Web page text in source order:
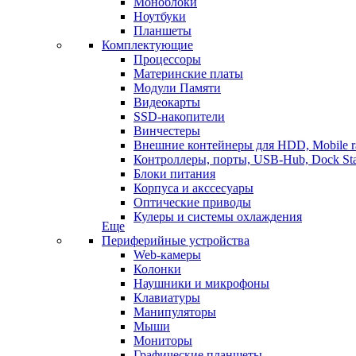
Ноутбуки
Планшеты
Комплектующие
Процессоры
Материнские платы
Модули Памяти
Видеокарты
SSD-накопители
Винчестеры
Внешние контейнеры для HDD, Mobile
Контроллеры, порты, USB-Hub, Dock
Блоки питания
Корпуса и акссесуары
Оптические приводы
Кулеры и системы охлаждения
Еще
Периферийные устройства
Web-камеры
Колонки
Наушники и микрофоны
Клавиатуры
Манипуляторы
Мыши
Мониторы